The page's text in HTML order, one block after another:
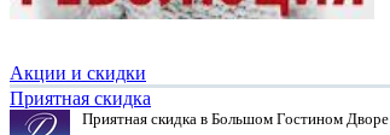
Акции и скидки
Приятная скидка
Приятная скидка в Большом Гостином Дворе